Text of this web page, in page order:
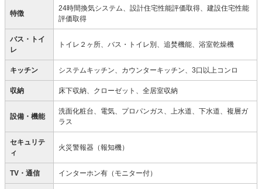
特徴
24時間換気システム、設計住宅性能評価取得、建設住宅性能
評価取得
バス・トイ
レ
トイレ２ヶ所、バス・トイレ別、追焚機能、浴室乾燥機
キッチン システムキッチン、カウンターキッチン、3口以上コンロ
収納 床下収納、クローゼット、全居室収納
設備・機能
洗面化粧台、電気、プロパンガス、上水道、下水道、複層ガ
ラス
セキュリテ
ィ
火災警報器（報知機）
TV・通信 インターホン有（モニター付）